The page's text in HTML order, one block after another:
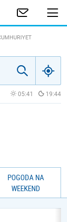
05:41 19:44
POGODA NA
WEEKEND